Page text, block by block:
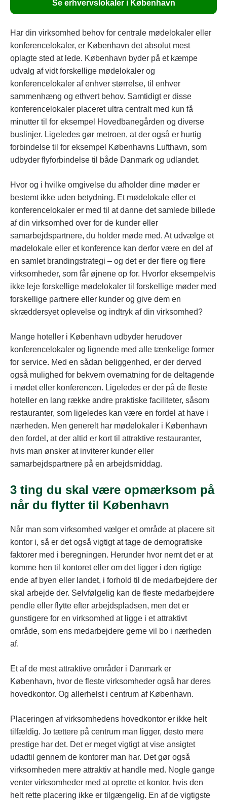
Se erhvervslokaler i København
Har din virksomhed behov for centrale mødelokaler eller
konferencelokaler, er København det absolut mest
oplagte sted at lede. København byder på et kæmpe
udvalg af vidt forskellige mødelokaler og
konferencelokaler af enhver størrelse, til enhver
sammenhæng og ethvert behov. Samtidigt er disse
konferencelokaler placeret ultra centralt med kun få
minutter til for eksempel Hovedbanegården og diverse
buslinjer. Ligeledes gør metroen, at der også er hurtig
forbindelse til for eksempel Københavns Lufthavn, som
udbyder flyforbindelse til både Danmark og udlandet.
Hvor og i hvilke omgivelse du afholder dine møder er
bestemt ikke uden betydning. Et mødelokale eller et
konferencelokaler er med til at danne det samlede billede
af din virksomhed over for de kunder eller
samarbejdspartnere, du holder møde med. At udvælge et
mødelokale eller et konference kan derfor være en del af
en samlet brandingstrategi – og det er der flere og flere
virksomheder, som får øjnene op for. Hvorfor eksempelvis
ikke leje forskellige mødelokaler til forskellige møder med
forskellige partnere eller kunder og give dem en
skræddersyet oplevelse og indtryk af din virksomhed?
Mange hoteller i København udbyder herudover
konferencelokaler og lignende med alle tænkelige former
for service. Med en sådan beliggenhed, er der derved
også mulighed for bekvem overnatning for de deltagende
i mødet eller konferencen. Ligeledes er der på de fleste
hoteller en lang række andre praktiske faciliteter, såsom
restauranter, som ligeledes kan være en fordel at have i
nærheden. Men generelt har mødelokaler i København
den fordel, at der altid er kort til attraktive restauranter,
hvis man ønsker at inviterer kunder eller
samarbejdspartnere på en arbejdsmiddag.
3 ting du skal være opmærksom på
når du flytter til København
Når man som virksomhed vælger et område at placere sit
kontor i, så er det også vigtigt at tage de demografiske
faktorer med i beregningen. Herunder hvor nemt det er at
komme hen til kontoret eller om det ligger i den rigtige
ende af byen eller landet, i forhold til de medarbejdere der
skal arbejde der. Selvfølgelig kan de fleste medarbejdere
pendle eller flytte efter arbejdspladsen, men det er
gunstigere for en virksomhed at ligge i et attraktivt
område, som ens medarbejdere gerne vil bo i nærheden
af.
Et af de mest attraktive områder i Danmark er
København, hvor de fleste virksomheder også har deres
hovedkontor. Og allerhelst i centrum af København.
Placeringen af virksomhedens hovedkontor er ikke helt
tilfældig. Jo tættere på centrum man ligger, desto mere
prestige har det. Det er meget vigtigt at vise ansigtet
udadtil gennem de kontorer man har. Det gør også
virksomheden mere attraktiv at handle med. Nogle gange
venter virksomheder med at oprette et kontor, hvis den
helt rette placering ikke er tilgængelig. En af de vigtigste